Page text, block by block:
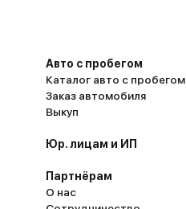
Авто с пробегом
Каталог авто с пробегом
Заказ автомобиля
Выкуп
Юр. лицам и ИП
Партнёрам
О нас